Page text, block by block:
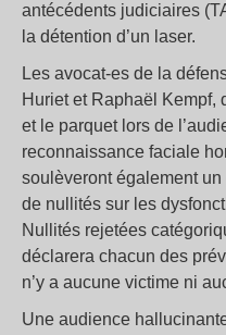
antécédents judiciaires
la détention d’un laser.
Les avocat-es de la
Huriet et Raphaël Kempf,
et le parquet lors de
reconnaissance faciale
soulèveront également
de nullités sur les
Nullités rejetées
déclarera chacun des
n’y a aucune victime ni
Une audience